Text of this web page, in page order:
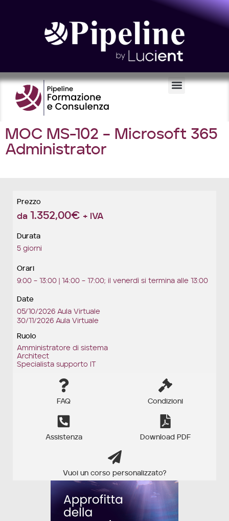
MOC MS-102 – Microsoft 365
Administrator
Prezzo
da 1.352,00€ + IVA
Durata
5 giorni
Orari
9:00 – 13:00 | 14:00 – 17:00; il venerdì si termina alle 13:00
Date
05/10/2026 Aula Virtuale
30/11/2026 Aula Virtuale
Ruolo
Amministratore di sistema
Architect
Specialista supporto IT
FAQ Condizioni
Assistenza Download PDF
Vuoi un corso personalizzato?